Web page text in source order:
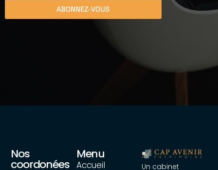
ABONNEZ-VOUS
Un cabinet
Menu
Accueil
Nos
coordonées